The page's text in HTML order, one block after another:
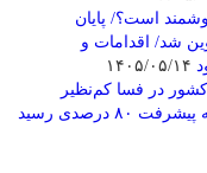
است؟/ پایان
شد/ اقدامات و
در فسا کم‌نظیر